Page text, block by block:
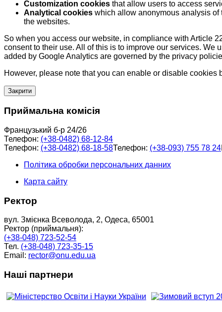
Customization cookies that allow users to access
Analytical cookies which allow anonymous analysis
the websites.
So when you access our website, in compliance with Article
consent to their use. All of this is to improve our services.
added by Google Analytics are governed by the privacy
However, please note that you can enable or disable cookies
Закрити
Приймальна комісія
Французький б-р 24/26
Телефон: (+38-0482) 68-12-84
Телефон: (+38-0482) 68-18-58Телефон: (+38-093) 755 78 24
Політика обробки персональних данних
Карта сайту
Ректор
вул. Змієнка Всеволода, 2, Одеса, 65001
Ректор (приймальня):
(+38-048) 723-52-54
Тел. (+38-048) 723-35-15
Email: rector@onu.edu.ua
Наші партнери